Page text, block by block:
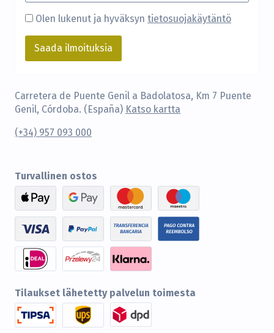
Olen lukenut ja hyväksyn tietosuojakäytäntö
Carretera de Puente Genil a Badolatosa, Km 7 Puente
Genil, Córdoba. (España) Katso kartta
(+34) 957 093 000
Turvallinen ostos
Tilaukset lähetetty palvelun toimesta